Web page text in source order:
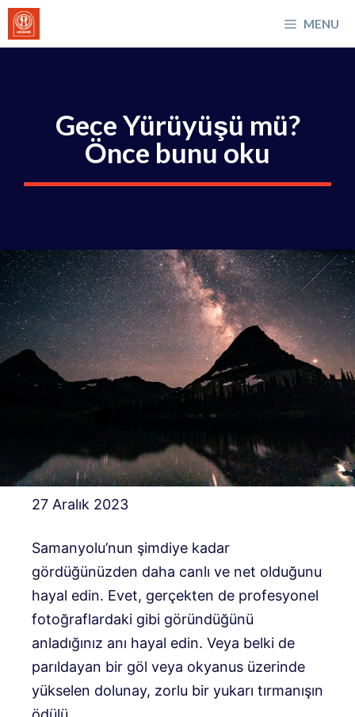
İçeriğe
atla
MENU
Gece Yürüyüşü mü?
Önce bunu oku
27 Aralık 2023
Samanyolu’nun şimdiye kadar
gördüğünüzden daha canlı ve net olduğunu
hayal edin. Evet, gerçekten de profesyonel
fotoğraflardaki gibi göründüğünü
anladığınız anı hayal edin. Veya belki de
parıldayan bir göl veya okyanus üzerinde
yükselen dolunay, zorlu bir yukarı tırmanışın